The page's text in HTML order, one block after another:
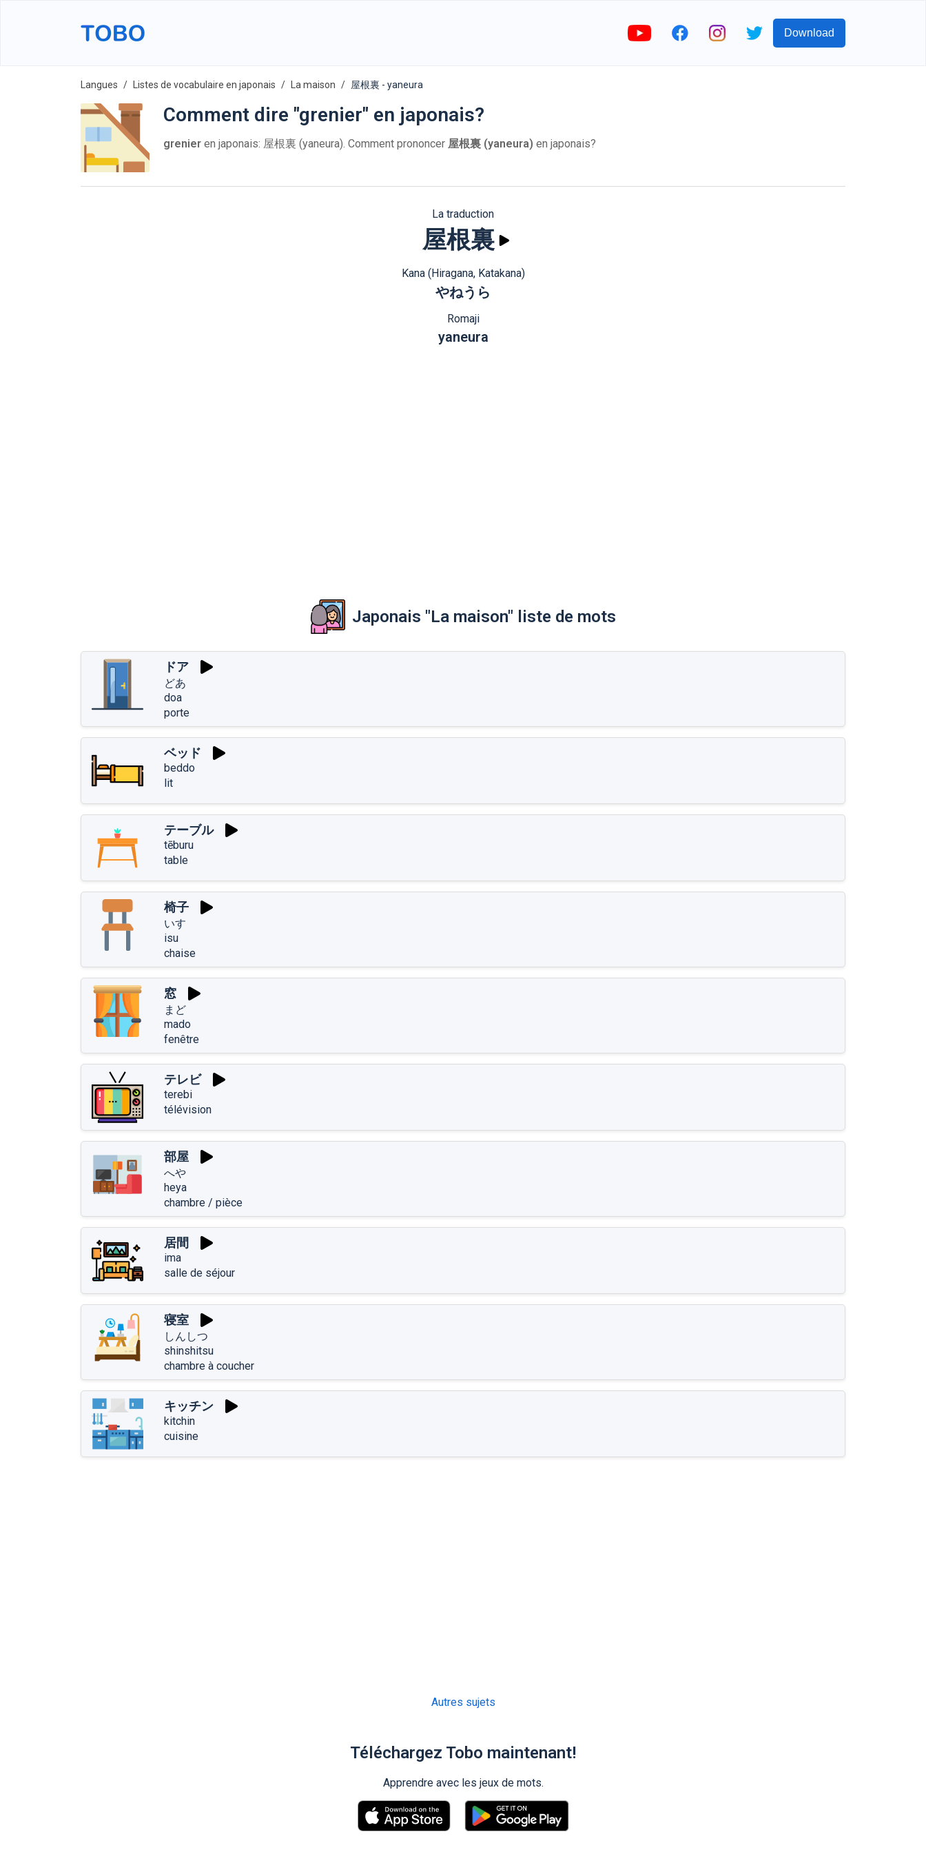
Download
Langues Listes de vocabulaire en japonais La maison 屋根裏 - yaneura
Comment dire "grenier" en japonais?
grenier en japonais: 屋根裏 (yaneura). Comment prononcer 屋根裏 (yaneura) en japonais?
La traduction
屋根裏
Kana (Hiragana, Katakana)
やねうら
Romaji
yaneura
Japonais "La maison" liste de mots
ドア
どあ
doa
porte
ベッド
beddo
lit
テーブル
tēburu
table
椅子
いす
isu
chaise
窓
まど
mado
fenêtre
テレビ
terebi
télévision
部屋
へや
heya
chambre / pièce
居間
ima
salle de séjour
寝室
しんしつ
shinshitsu
chambre à coucher
キッチン
kitchin
cuisine
Autres sujets
Téléchargez Tobo maintenant!
Apprendre avec les jeux de mots.